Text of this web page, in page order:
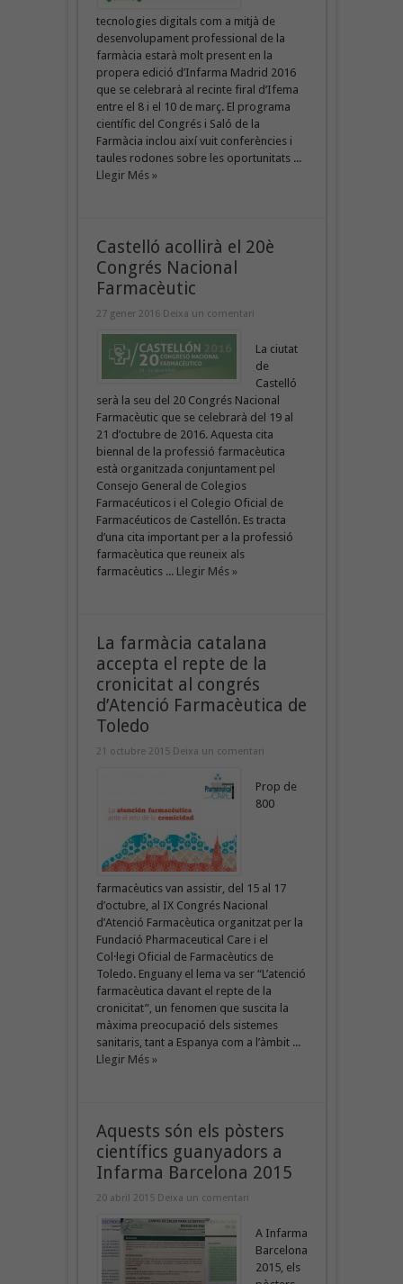
tecnologies digitals com a mitjà de
desenvolupament professional de la
farmàcia estarà molt present en la
propera edició d’Infarma Madrid 2016
que se celebrarà al recinte firal d’Ifema
entre el 8 i el 10 de març. El programa
científic del Congrés i Saló de la
Farmàcia inclou així vuit conferències i
taules rodones sobre les oportunitats ...
Llegir Més »
Castelló acollirà el 20è
Congrés Nacional
Farmacèutic
27 gener 2016 Deixa un comentari
La ciutat
de
Castelló
serà la seu del 20 Congrés Nacional
Farmacèutic que se celebrarà del 19 al
21 d’octubre de 2016. Aquesta cita
biennal de la professió farmacèutica
està organitzada conjuntament pel
Consejo General de Colegios
Farmacéuticos i el Colegio Oficial de
Farmacéuticos de Castellón. Es tracta
d’una cita important per a la professió
farmacèutica que reuneix als
farmacèutics ... Llegir Més »
La farmàcia catalana
accepta el repte de la
cronicitat al congrés
d’Atenció Farmacèutica de
Toledo
21 octubre 2015 Deixa un comentari
Prop de
800
farmacèutics van assistir, del 15 al 17
d’octubre, al IX Congrés Nacional
d’Atenció Farmacèutica organitzat per la
Fundació Pharmaceutical Care i el
Col·legi Oficial de Farmacèutics de
Toledo. Enguany el lema va ser “L’atenció
farmacèutica davant el repte de la
cronicitat”, un fenomen que suscita la
màxima preocupació dels sistemes
sanitaris, tant a Espanya com a l’àmbit ...
Llegir Més »
Aquests són els pòsters
científics guanyadors a
Infarma Barcelona 2015
20 abril 2015 Deixa un comentari
A Infarma
Barcelona
2015, els